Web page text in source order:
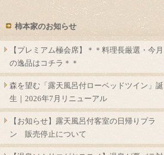
柿本家のお知らせ
【プレミアム極会席】＊＊料理長厳選・今月
の逸品はコチラ＊＊
森を望む「露天風呂付ローベッドツイン」誕
生｜2026年7月リニューアル
【お知らせ】露天風呂付客室の日帰りプラ
ン 販売停止について